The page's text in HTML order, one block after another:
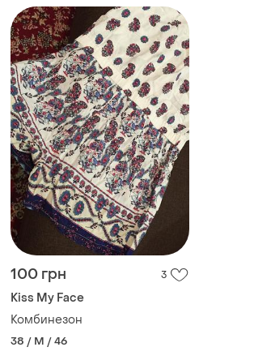
100 грн 3
Kiss My Face
Комбинезон
38 / M / 46